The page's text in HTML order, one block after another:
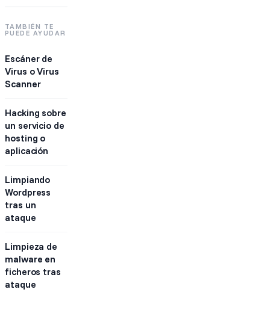
TAMBIÉN TE
PUEDE AYUDAR
Escáner de
Virus o Virus
Scanner
Hacking sobre
un servicio de
hosting o
aplicación
Limpiando
Wordpress
tras un
ataque
Limpieza de
malware en
ficheros tras
ataque